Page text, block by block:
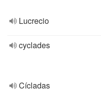
Lucrecio
cyclades
Cícladas